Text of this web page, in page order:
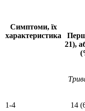
Симптоми, їх
характеристика
21),
1-4 14